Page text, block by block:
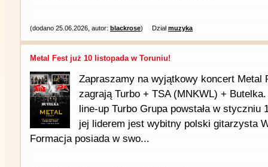
(dodano 25.06.2026, autor: blackrose) Działmuzyka
Metal Fest już 10 listopada w Toruniu!
Zapraszamy na wyjątkowy koncert Metal
zagrają Turbo + TSA (MNKWL) +
line-up Turbo Grupa powstała w styczniu
jej liderem jest wybitny polski gitarzysta
Formacja posiada w swo...